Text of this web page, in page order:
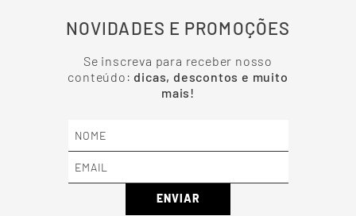
NOVIDADES E PROMOÇÕES
Se inscreva para receber nosso
conteúdo: dicas, descontos e muito
mais!
ENVIAR